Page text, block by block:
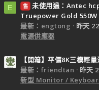
E 售 未使用過：Antec
Truepower Gold 550W
最新：engtong
昨天
電源供應器
【開箱】平價8K三模輕
最新：friendtan
昨天
新型 Monitor /